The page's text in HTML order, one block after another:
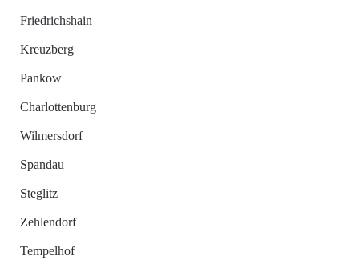
Friedrichshain
Kreuzberg
Pankow
Charlottenburg
Wilmersdorf
Spandau
Steglitz
Zehlendorf
Tempelhof